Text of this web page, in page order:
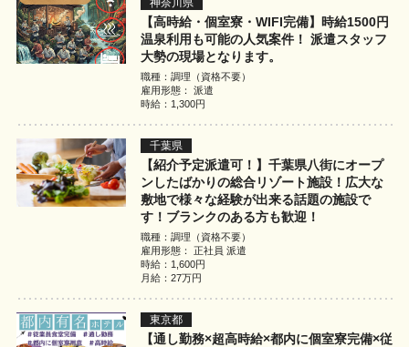
神奈川県
【高時給・個室寮・WIFI完備】時給1500円
温泉利用も可能の人気案件！ 派遣スタッフ
大勢の現場となります。
職種：調理（資格不要）
雇用形態： 派遣
時給：1,300円
千葉県
【紹介予定派遣可！】千葉県八街にオープ
ンしたばかりの総合リゾート施設！広大な
敷地で様々な経験が出来る話題の施設で
す！ブランクのある方も歓迎！
職種：調理（資格不要）
雇用形態： 正社員 派遣
時給：1,600円
月給：27万円
東京都
【通し勤務×超高時給×都内に個室寮完備×従